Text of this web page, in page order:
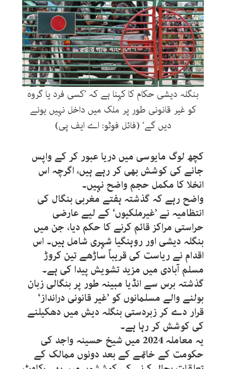
بنگلہ دیشی حکام کا کہنا ہے کہ ’کسی فرد یا گروہ
کو غیر قانونی طور پر ملک میں داخل نہیں ہونے
دیں گے‘ (فائل فوٹو: اے ایف پی)
کچھ لوگ مایوسی میں دریا عبور کر کے واپس
جانے کی کوشش بھی کر رہے ہیں، اگرچہ اس
انخلا کا مکمل حجم واضح نہیں۔
واضح رہے کہ گذشتہ ہفتے مغربی بنگال کی
انتظامیہ نے ’غیرملکیوں‘ کے لیے عارضی
حراستی مراکز قائم کرنے کا حکم دیا، جن میں
بنگلہ دیشی اور روہنگیا شہری شامل ہیں۔ اس
اقدام نے ریاست کی قریباً ساڑھے تین کروڑ
مسلم آبادی میں مزید تشویش پیدا کی ہے۔
گذشتہ برس سے انڈیا مبینہ طور پر بنگالی زبان
بولنے والے مسلمانوں کو ’غیر قانونی درانداز‘
قرار دے کر زبردستی بنگلہ دیش میں دھکیلنے
کی کوشش کر رہا ہے۔
یہ معاملہ 2024 میں شیخ حسینہ واجد کی
حکومت کے خاتمے کے بعد دونوں ممالک کے